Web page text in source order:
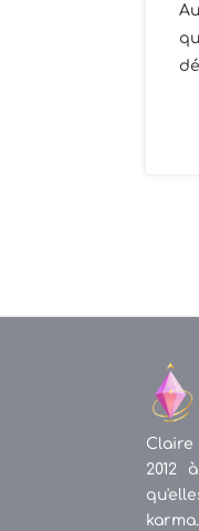
2012